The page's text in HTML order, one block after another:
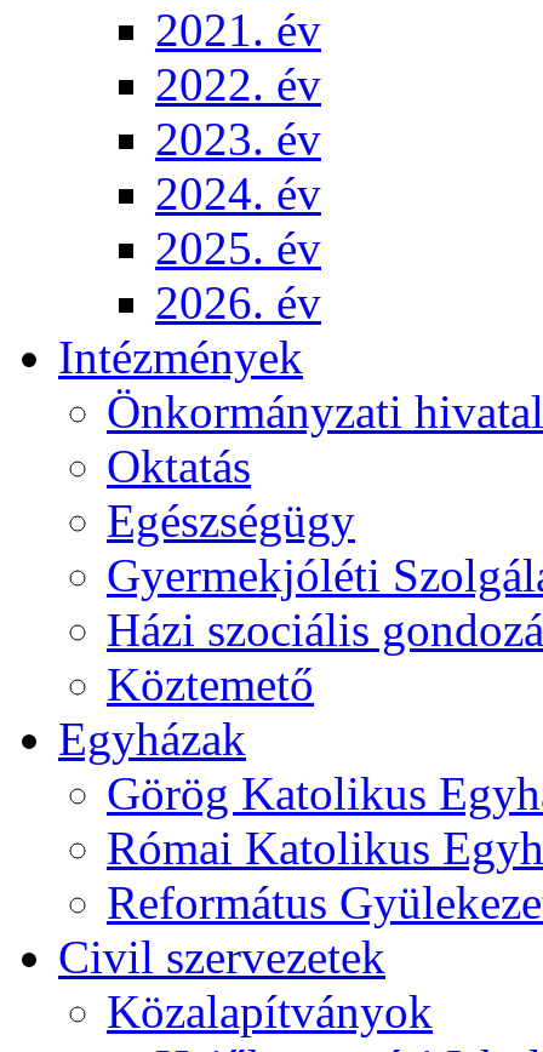
2021. év
2022. év
2023. év
2024. év
2025. év
2026. év
Intézmények
Önkormányzati hivatal
Oktatás
Egészségügy
Gyermekjóléti
Házi szociális
Köztemető
Egyházak
Görög Katolikus
Római Katolikus
Református
Civil szervezetek
Közalapítványok